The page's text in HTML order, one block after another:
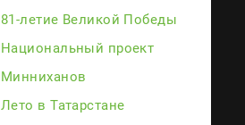
81-летие Великой Победы
Национальный проект
Минниханов
Лето в Татарстане